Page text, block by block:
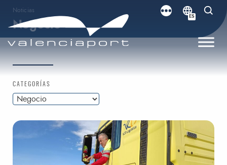
ES
Noticias
Negocio
CATEGORÍAS